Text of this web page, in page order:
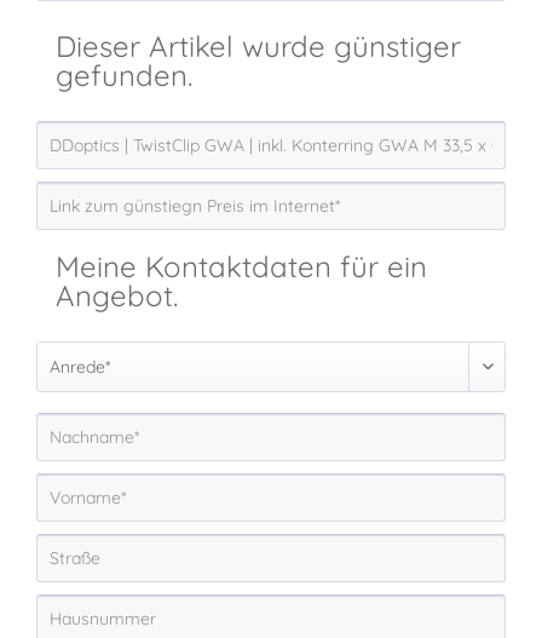
Dieser Artikel wurde günstiger
gefunden.
Meine Kontaktdaten für ein
Angebot.